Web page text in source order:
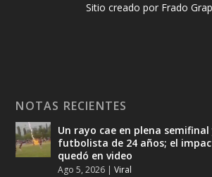
Sitio creado por Frado
NOTAS RECIENTES
Un rayo cae en plena
futbolista de 24 años; el
quedó en video
Ago 5, 2026 |Viral